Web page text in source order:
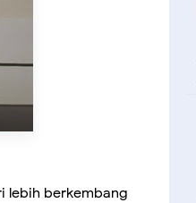
lebih berkembang